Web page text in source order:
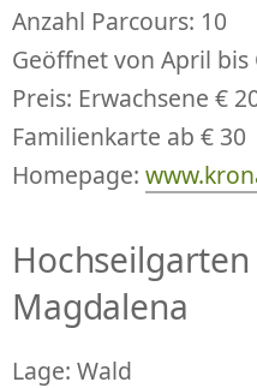
Anzahl Parcours: 10
Geöffnet von April
Preis: Erwachsene €
Familienkarte ab € 30
Homepage:
Hochseilgarten
Magdalena
Lage: Wald